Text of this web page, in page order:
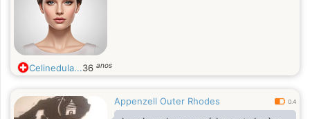
Celinedula...36 anos
Appenzell Outer Rhodes 0.4